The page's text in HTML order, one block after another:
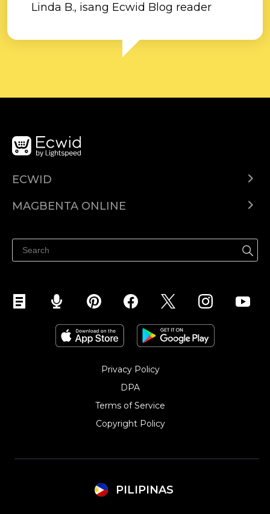
Linda B., isang Ecwid Blog reader
ECWID
Help center
MAGBENTA ONLINE
Ibenta sa Facebook
Privacy Policy
DPA
Terms of Service
Copyright Policy‎
PILIPINAS